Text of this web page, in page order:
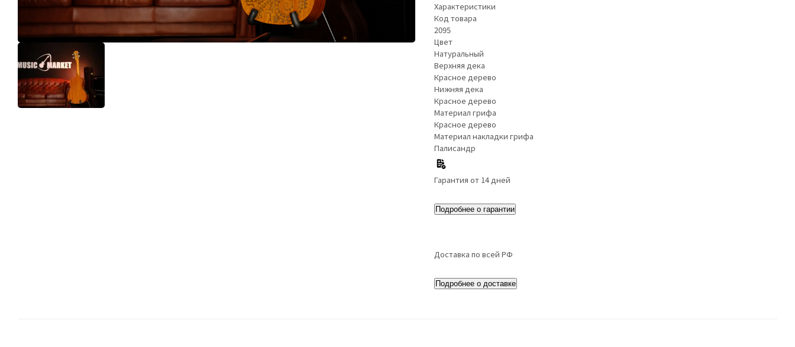
Характеристики
Код товара
2095
Цвет
Натуральный
Верхняя дека
Красное дерево
Нижняя дека
Красное дерево
Материал грифа
Красное дерево
Материал накладки грифа
Палисандр
Гарантия от 14 дней
Подробнее о гарантии
Доставка по всей РФ
Подробнее о доставке